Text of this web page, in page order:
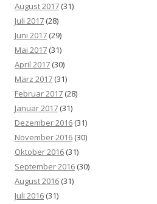
August 2017 (31)
Juli 2017 (28)
Juni 2017 (29)
Mai 2017 (31)
April 2017 (30)
März 2017 (31)
Februar 2017 (28)
Januar 2017 (31)
Dezember 2016 (31)
November 2016 (30)
Oktober 2016 (31)
September 2016 (30)
August 2016 (31)
Juli 2016 (31)